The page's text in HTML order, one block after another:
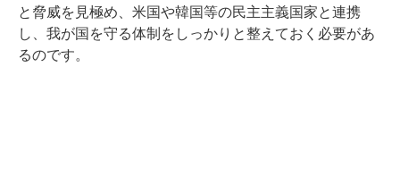
と脅威を見極め、米国や韓国等の民主主義国家と連携
し、我が国を守る体制をしっかりと整えておく必要があ
るのです。